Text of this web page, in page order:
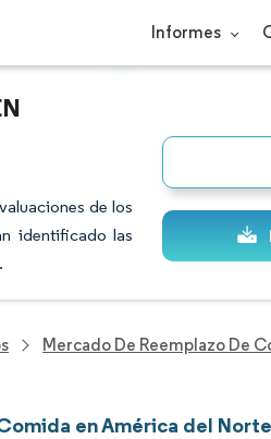
Informes
de los
identificado las
.
Mercado De Reemplazo De
en América del Norte